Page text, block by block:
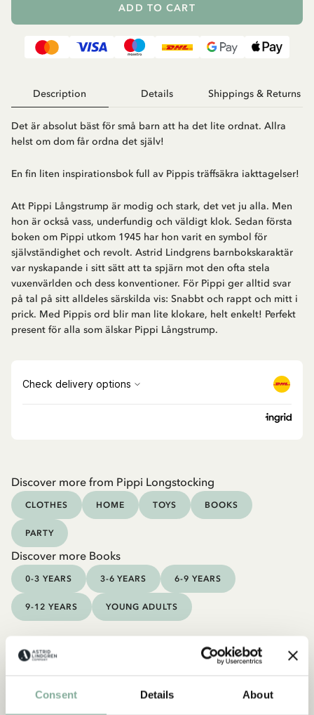
Consent Details About
ADD TO CART
Description Details Shippings & Returns
Det är absolut bäst för små barn att ha det lite ordnat. Allra
helst om dom får ordna det själv!
En fin liten inspirationsbok full av Pippis träffsäkra iakttagelser!
Att Pippi Långstrump är modig och stark, det vet ju alla. Men
hon är också vass, underfundig och väldigt klok. Sedan första
boken om Pippi utkom 1945 har hon varit en symbol för
självständighet och revolt. Astrid Lindgrens barnbokskaraktär
var nyskapande i sitt sätt att ta spjärn mot den ofta stela
vuxenvärlden och dess konventioner. För Pippi ger alltid svar
på tal på sitt alldeles särskilda vis: Snabbt och rappt och mitt i
prick. Med Pippis ord blir man lite klokare, helt enkelt! Perfekt
present för alla som älskar Pippi Långstrump.
Discover more from Pippi Longstocking
CLOTHES HOME TOYS BOOKS
PARTY
Discover more Books
0-3 YEARS 3-6 YEARS 6-9 YEARS
9-12 YEARS YOUNG ADULTS